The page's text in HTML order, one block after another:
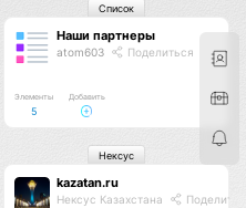
Наши партнеры
atom603 Поделиться
Элементы
5
Добавить
Список
kazatan.ru
Нексус Казахстана
Нексус